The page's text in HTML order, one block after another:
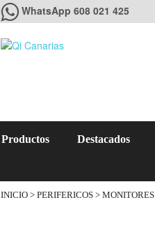
WhatsApp 608 021 425
Productos Destacados
INICIO > PERIFERICOS > MONITORES